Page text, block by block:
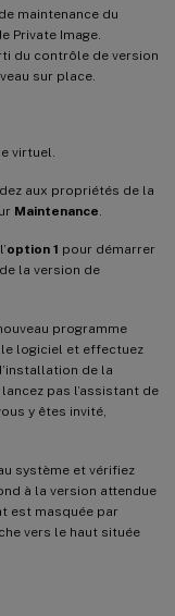
maintenance du
Private Image.
du contrôle de version
sur place.
virtuel.
aux propriétés de la
Maintenance
option 1 pour démarrer
la version de
programme
logiciel et effectuez
de la
pas l’assistant de
y êtes invité,
système et vérifiez
à la version attendue
est masquée par
vers le haut située